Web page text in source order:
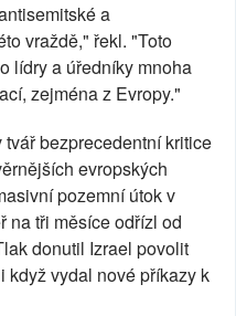
a
vraždě," řekl. "Toto
lídry a úředníky mnoha
zejména z Evropy."
bezprecedentní kritice
evropských
pozemní útok v
na tři měsíce odřízl od
donutil Izrael povolit
když vydal nové příkazy k